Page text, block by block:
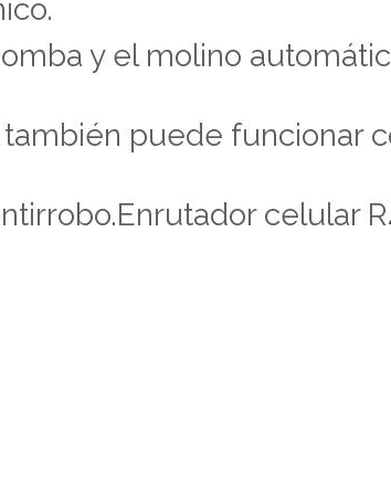
y el molino
puede funcionar
celular